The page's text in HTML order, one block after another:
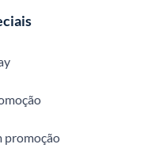
promoção